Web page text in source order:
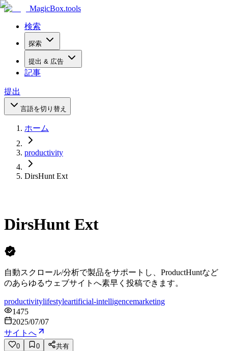
MagicBox.tools
検索
探索
提出 & 広告
記事
提出
言語を切り替え
ホーム
productivity
DirsHunt Ext
DirsHunt Ext
自動スクロール/分析で製品をサポートし、ProductHuntなど
のあらゆるウェブサイトへ素早く投稿できます。
productivitylifestyleartificial-intelligencemarketing
1475
2025/07/07
サイトへ
0 0 共有